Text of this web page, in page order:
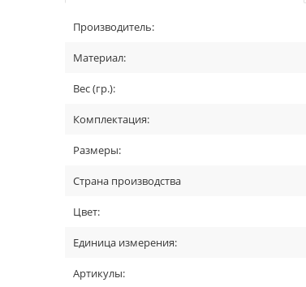
Производитель:
Материал:
Вес (гр.):
Комплектация:
Размеры:
Страна производства
Цвет:
Единица измерения:
Артикулы: